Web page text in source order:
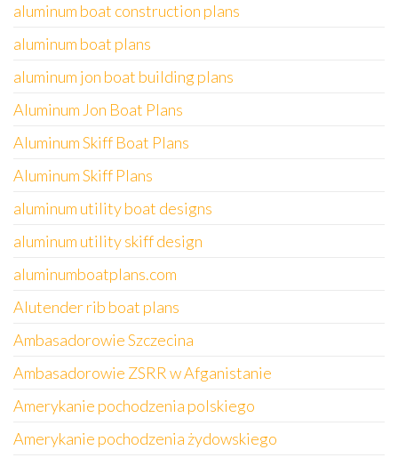
aluminum boat construction plans
aluminum boat plans
aluminum jon boat building plans
Aluminum Jon Boat Plans
Aluminum Skiff Boat Plans
Aluminum Skiff Plans
aluminum utility boat designs
aluminum utility skiff design
aluminumboatplans.com
Alutender rib boat plans
Ambasadorowie Szczecina
Ambasadorowie ZSRR w Afganistanie
Amerykanie pochodzenia polskiego
Amerykanie pochodzenia żydowskiego